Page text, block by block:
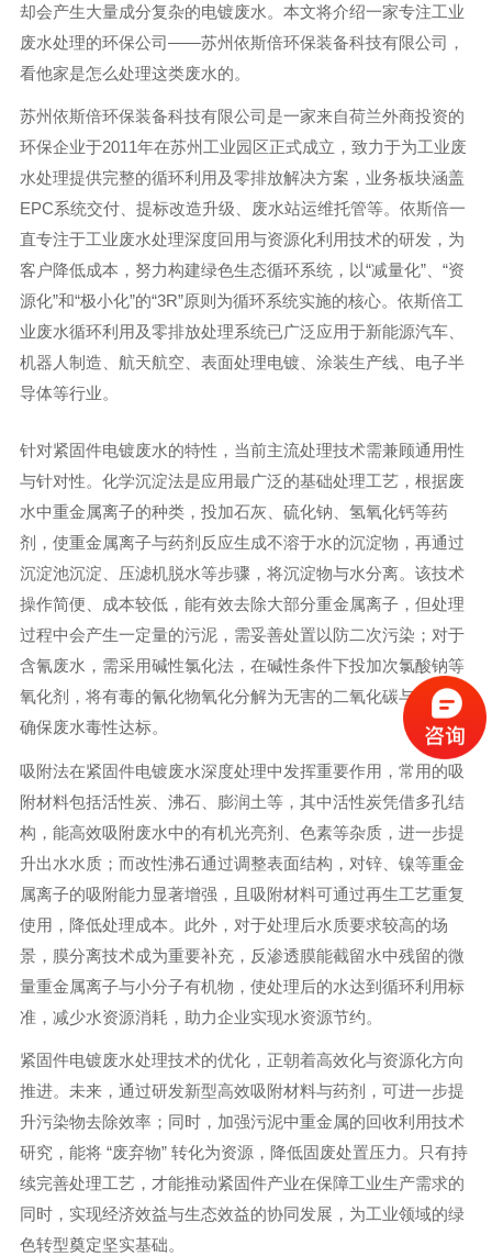
却会产生大量成分复杂的电镀废水。本文将介绍一家专注工业
废水处理的环保公司——苏州依斯倍环保装备科技有限公司，
看他家是怎么处理这类废水的。
苏州依斯倍环保装备科技有限公司是一家来自荷兰外商投资的
环保企业于2011年在苏州工业园区正式成立，致力于为工业废
水处理提供完整的循环利用及零排放解决方案，业务板块涵盖
EPC系统交付、提标改造升级、废水站运维托管等。依斯倍一
直专注于工业废水处理深度回用与资源化利用技术的研发，为
客户降低成本，努力构建绿色生态循环系统，以“减量化”、“资
源化”和“极小化”的“3R”原则为循环系统实施的核心。依斯倍工
业废水循环利用及零排放处理系统已广泛应用于新能源汽车、
机器人制造、航天航空、表面处理电镀、涂装生产线、电子半
导体等行业。
针对紧固件电镀废水的特性，当前主流处理技术需兼顾通用性
与针对性。化学沉淀法是应用最广泛的基础处理工艺，根据废
水中重金属离子的种类，投加石灰、硫化钠、氢氧化钙等药
剂，使重金属离子与药剂反应生成不溶于水的沉淀物，再通过
沉淀池沉淀、压滤机脱水等步骤，将沉淀物与水分离。该技术
操作简便、成本较低，能有效去除大部分重金属离子，但处理
过程中会产生一定量的污泥，需妥善处置以防二次污染；对于
含氰废水，需采用碱性氯化法，在碱性条件下投加次氯酸钠等
氧化剂，将有毒的氰化物氧化分解为无害的二氧化碳与氮气，
确保废水毒性达标。
吸附法在紧固件电镀废水深度处理中发挥重要作用，常用的吸
附材料包括活性炭、沸石、膨润土等，其中活性炭凭借多孔结
构，能高效吸附废水中的有机光亮剂、色素等杂质，进一步提
升出水水质；而改性沸石通过调整表面结构，对锌、镍等重金
属离子的吸附能力显著增强，且吸附材料可通过再生工艺重复
使用，降低处理成本。此外，对于处理后水质要求较高的场
景，膜分离技术成为重要补充，反渗透膜能截留水中残留的微
量重金属离子与小分子有机物，使处理后的水达到循环利用标
准，减少水资源消耗，助力企业实现水资源节约。
紧固件电镀废水处理技术的优化，正朝着高效化与资源化方向
推进。未来，通过研发新型高效吸附材料与药剂，可进一步提
升污染物去除效率；同时，加强污泥中重金属的回收利用技术
研究，能将 “废弃物” 转化为资源，降低固废处置压力。只有持
续完善处理工艺，才能推动紧固件产业在保障工业生产需求的
同时，实现经济效益与生态效益的协同发展，为工业领域的绿
色转型奠定坚实基础。